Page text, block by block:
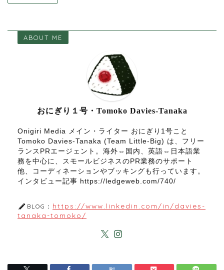
ABOUT ME
おにぎり１号・Tomoko Davies-Tanaka
Onigiri Media メイン・ライター おにぎり1号こと
Tomoko Davies-Tanaka (Team Little-Big) は、フリー
ランスPRエージェント。海外⇔国内、英語⇔日本語業
務を中心に、スモールビジネスのPR業務のサポート
他、コーディネーションやブッキングも行っています。
インタビュー記事 https://ledgeweb.com/740/
BLOG： https://www.linkedin.com/in/davies-
tanaka-tomoko/